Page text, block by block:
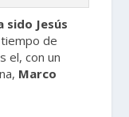
sido Jesús
tiempo de
el, con un
Marco